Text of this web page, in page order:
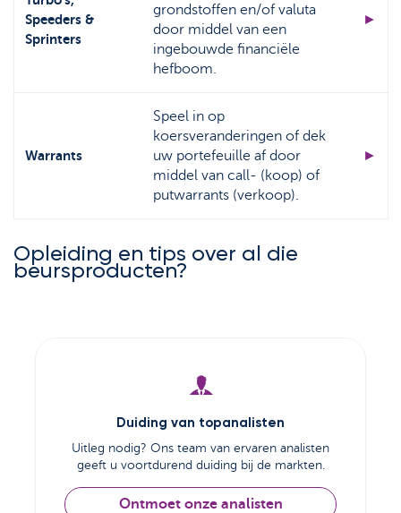
Speeders &
Sprinters
grondstoffen en/of valuta
door middel van een
ingebouwde financiële
hefboom.
►
Warrants
Speel in op
koersveranderingen of dek
uw portefeuille af door
middel van call- (koop) of
putwarrants (verkoop).
►
Opleiding en tips over al die
beursproducten?
Duiding van topanalisten
Uitleg nodig? Ons team van ervaren analisten
geeft u voortdurend duiding bij de markten.
Ontmoet onze analisten